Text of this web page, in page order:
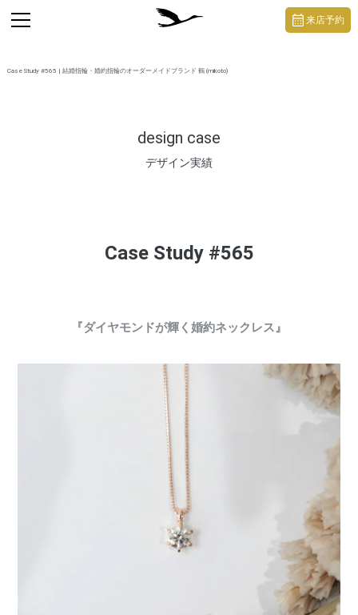
Case Study #565 | 結婚指輪・婚約指輪のオーダーメイドブランド 鶴 (mikoto)
design case
デザイン実績
toggle
navigation
来店予約
Case Study #565
『ダイヤモンドが輝く婚約ネックレス』